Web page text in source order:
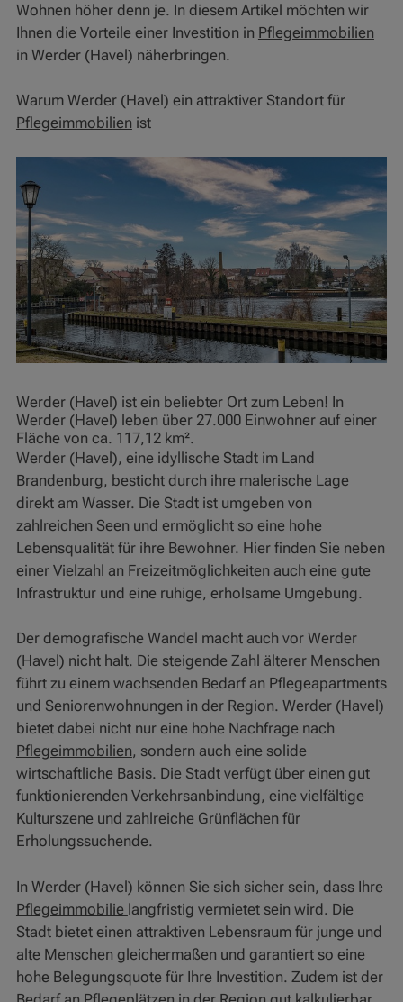
Wohnen höher denn je. In diesem Artikel möchten wir
Ihnen die Vorteile einer Investition in Pflegeimmobilien
in Werder (Havel) näherbringen.
Warum Werder (Havel) ein attraktiver Standort für
Pflegeimmobilien ist
Werder (Havel) ist ein beliebter Ort zum Leben! In
Werder (Havel) leben über 27.000 Einwohner auf einer
Fläche von ca. 117,12 km².
Werder (Havel), eine idyllische Stadt im Land
Brandenburg, besticht durch ihre malerische Lage
direkt am Wasser. Die Stadt ist umgeben von
zahlreichen Seen und ermöglicht so eine hohe
Lebensqualität für ihre Bewohner. Hier finden Sie neben
einer Vielzahl an Freizeitmöglichkeiten auch eine gute
Infrastruktur und eine ruhige, erholsame Umgebung.
Der demografische Wandel macht auch vor Werder
(Havel) nicht halt. Die steigende Zahl älterer Menschen
führt zu einem wachsenden Bedarf an Pflegeapartments
und Seniorenwohnungen in der Region. Werder (Havel)
bietet dabei nicht nur eine hohe Nachfrage nach
Pflegeimmobilien, sondern auch eine solide
wirtschaftliche Basis. Die Stadt verfügt über einen gut
funktionierenden Verkehrsanbindung, eine vielfältige
Kulturszene und zahlreiche Grünflächen für
Erholungssuchende.
In Werder (Havel) können Sie sich sicher sein, dass Ihre
Pflegeimmobilie langfristig vermietet sein wird. Die
Stadt bietet einen attraktiven Lebensraum für junge und
alte Menschen gleichermaßen und garantiert so eine
hohe Belegungsquote für Ihre Investition. Zudem ist der